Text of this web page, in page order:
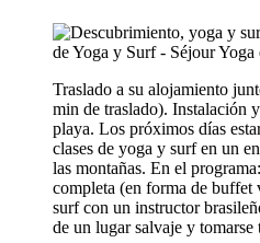
Traslado a su alojamiento
min de traslado). Instalación
playa. Los próximos días
clases de yoga y surf en un
las montañas. En el
completa (en forma de buffet
surf con un instructor
de un lugar salvaje y